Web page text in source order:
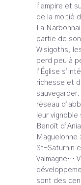
l’empire et
de la moitié
La
partie de
Wisigoths,
perd peu à
l’Église
richesse et
réseau
leur
Benoît
St-Saturnin
Valmagne…
sont des